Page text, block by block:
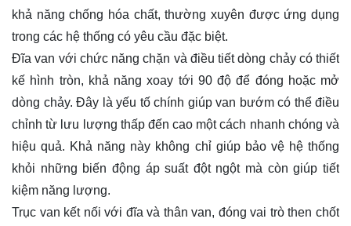
khả năng chống hóa chất, thường xuyên được ứng dụng
trong các hệ thống có yêu cầu đặc biệt.
Đĩa van với chức năng chặn và điều tiết dòng chảy có thiết
kế hình tròn, khả năng xoay tới 90 độ để đóng hoặc mở
dòng chảy. Đây là yếu tố chính giúp van bướm có thể điều
chỉnh từ lưu lượng thấp đến cao một cách nhanh chóng và
hiệu quả. Khả năng này không chỉ giúp bảo vệ hệ thống
khỏi những biến động áp suất đột ngột mà còn giúp tiết
kiệm năng lượng.
Trục van kết nối với đĩa và thân van, đóng vai trò then chốt